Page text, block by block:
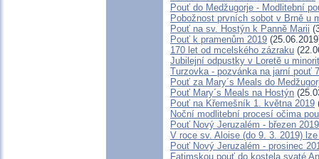
Pouť do Medžugorje - Modlitební
Pobožnost prvních sobot v Brně u
Pouť na sv. Hostýn k Panně Marii
Pouť k pramenům 2019
170 let od mcelského zázraku
Jubilejní odpustky v Loretě u
Turzovka - pozvánka na jarní pouť
Pouť za Mary´s Meals do
Pouť Mary´s Meals na Hostýn
Pouť na Křemešník 1. května 2019
Noční modlitební procesí očima
Pouť Nový Jeruzalém - březen 2019
V roce sv. Aloise (do 9. 3. 2019)
Pouť Nový Jeruzalém - prosinec
Fatimskou pouť do kostela svaté